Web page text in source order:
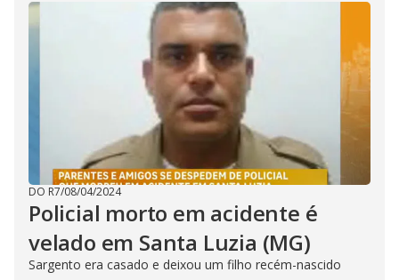
DO R7/08/04/2024
Policial morto em acidente é
velado em Santa Luzia (MG)
Sargento era casado e deixou um filho recém-nascido